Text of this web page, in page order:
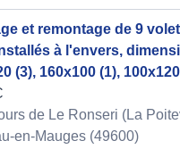
et remontage de 9
à l'envers,
(3), 160x100 (1),
de Le Ronseri (La
en-Mauges (49600)